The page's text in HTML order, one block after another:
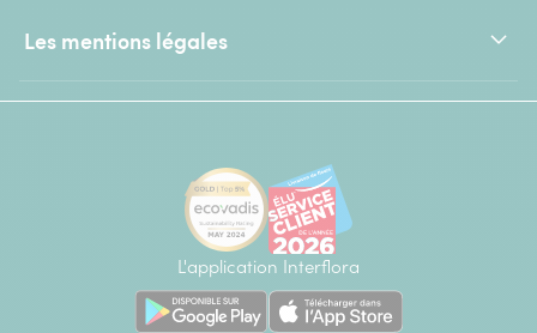
Les mentions légales
L'application Interflora